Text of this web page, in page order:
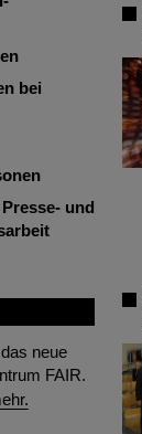
bei
und
neue
FAIR.